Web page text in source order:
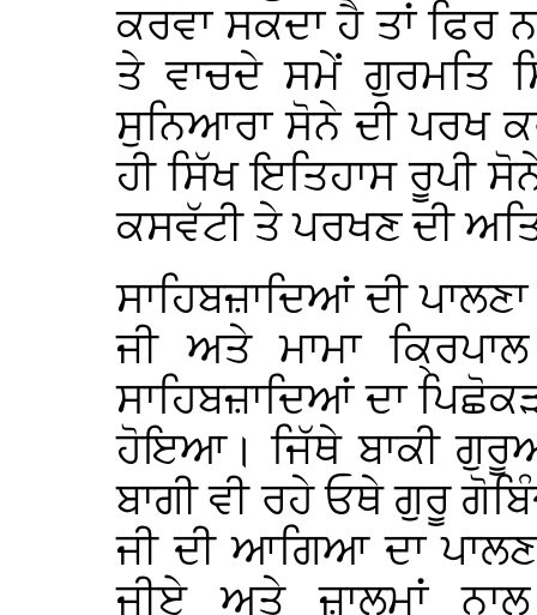
ਕਰਵਾ ਸਕਦਾ ਹੈ ਤਾਂ ਫਿਰ
ਤੇ ਵਾਚਦੇ ਸਮੇਂ ਗੁਰਮਤਿ
ਸੁਨਿਆਰਾ ਸੋਨੇ ਦੀ ਪਰਖ
ਹੀ ਸਿੱਖ ਇਤਿਹਾਸ ਰੂਪੀ
ਕਸਵੱਟੀ ਤੇ ਪਰਖਣ ਦੀ
ਸਾਹਿਬਜ਼ਾਦਿਆਂ ਦੀ
ਜੀ ਅਤੇ ਮਾਮਾ
ਸਾਹਿਬਜ਼ਾਦਿਆਂ ਦਾ
ਹੋਇਆ। ਜਿੱਥੇ ਬਾਕੀ
ਬਾਗੀ ਵੀ ਰਹੇ ਓਥੇ ਗੁਰੂ
ਜੀ ਦੀ ਆਗਿਆ ਦਾ
ਜੀਏ ਅਤੇ ਜ਼ਾਲਮਾਂ